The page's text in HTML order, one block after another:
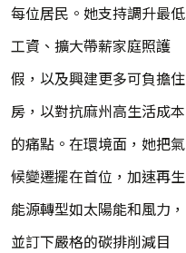
每位居民。她支持調升最低
工資、擴大帶薪家庭照護
假，以及興建更多可負擔住
房，以對抗麻州高生活成本
的痛點。在環境面，她把氣
候變遷擺在首位，加速再生
能源轉型如太陽能和風力，
並訂下嚴格的碳排削減目